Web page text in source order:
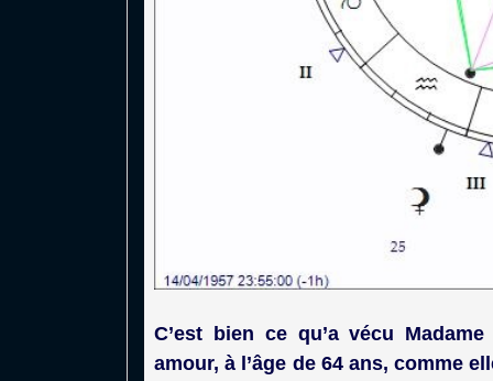
C’est bien ce qu’a vécu
amour, à l’âge de 64 ans, comme